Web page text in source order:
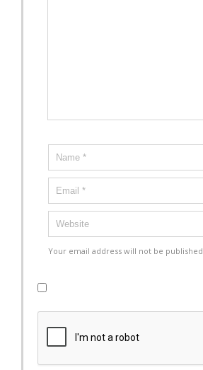
Your email address will not be published.